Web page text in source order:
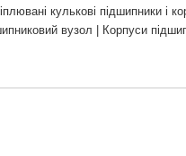
кулькові підшипники і
вузол | Корпуси